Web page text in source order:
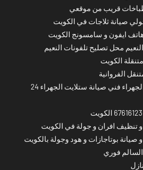
قريب من موقعي
صيانة ثلاجات في الكويت
ايفون و سامسونج الكويت
محل تصليح تلفونات النعيم
الكويت
الفروانية
فني تصليح ستلايت الجهراء فني صيانة ستلايت الجهراء 24
تنظيف افران و جولة في الكويت
بوتاجازات و هود وجولة بالكويت
فوري